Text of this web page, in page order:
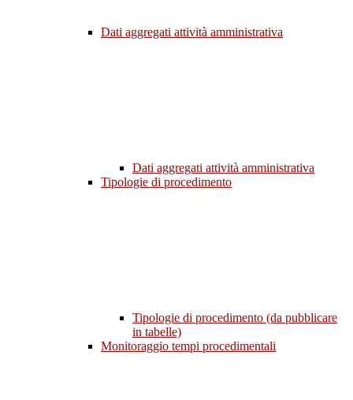
Dati aggregati attività amministrativa
Dati aggregati attività amministrativa
Tipologie di procedimento
Tipologie di procedimento (da pubblicare
in tabelle)
Monitoraggio tempi procedimentali